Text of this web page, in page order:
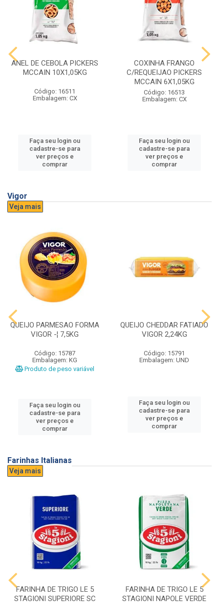
ANEL DE CEBOLA PICKERS
MCCAIN 10X1,05KG
Código: 16511
Embalagem: CX
Faça seu login ou
cadastre-se para
ver preços e
comprar
COXINHA FRANGO
C/REQUEIJAO PICKERS
MCCAIN 6X1,05KG
Código: 16513
Embalagem: CX
Faça seu login ou
cadastre-se para
ver preços e
comprar
Vigor
Veja mais
QUEIJO PARMESAO FORMA
VIGOR -¦ 7,5KG
Código: 15787
Embalagem: KG
Produto de peso variável
Faça seu login ou
cadastre-se para
ver preços e
comprar
QUEIJO CHEDDAR FATIADO
VIGOR 2,24KG
Código: 15791
Embalagem: UND
Faça seu login ou
cadastre-se para
ver preços e
comprar
Farinhas Italianas
Veja mais
FARINHA DE TRIGO LE 5
STAGIONI SUPERIORE SC
FARINHA DE TRIGO LE 5
STAGIONI NAPOLE VERDE